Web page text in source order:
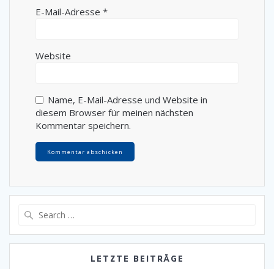
E-Mail-Adresse *
Website
Name, E-Mail-Adresse und Website in
diesem Browser für meinen nächsten
Kommentar speichern.
LETZTE BEITRÄGE